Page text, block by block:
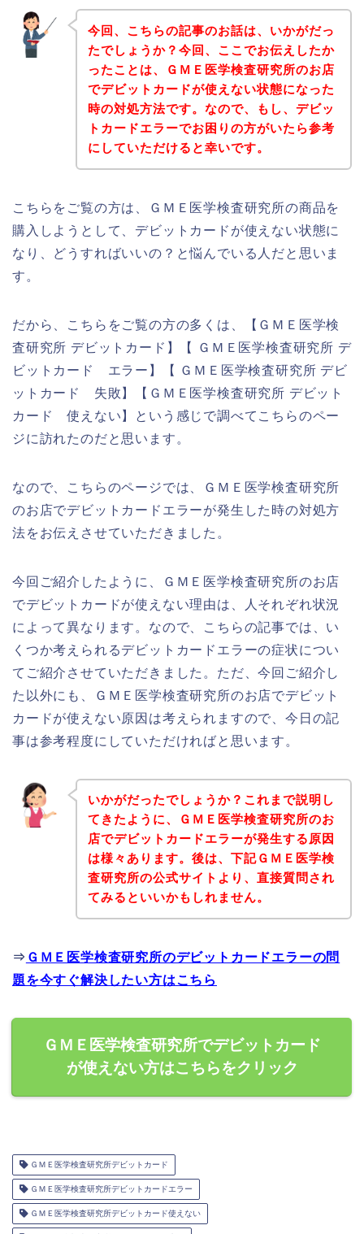
今回、こちらの記事のお話は、いかがだっ
たでしょうか？今回、ここでお伝えしたか
ったことは、ＧＭＥ医学検査研究所のお店
でデビットカードが使えない状態になった
時の対処方法です。なので、もし、デビッ
トカードエラーでお困りの方がいたら参考
にしていただけると幸いです。
こちらをご覧の方は、ＧＭＥ医学検査研究所の商品を
購入しようとして、デビットカードが使えない状態に
なり、どうすればいいの？と悩んでいる人だと思いま
す。
だから、こちらをご覧の方の多くは、【ＧＭＥ医学検
査研究所 デビットカード】【 ＧＭＥ医学検査研究所 デ
ビットカード エラー】【 ＧＭＥ医学検査研究所 デビ
ットカード 失敗】【ＧＭＥ医学検査研究所 デビット
カード 使えない】という感じで調べてこちらのペー
ジに訪れたのだと思います。
なので、こちらのページでは、ＧＭＥ医学検査研究所
のお店でデビットカードエラーが発生した時の対処方
法をお伝えさせていただきました。
今回ご紹介したように、ＧＭＥ医学検査研究所のお店
でデビットカードが使えない理由は、人それぞれ状況
によって異なります。なので、こちらの記事では、い
くつか考えられるデビットカードエラーの症状につい
てご紹介させていただきました。ただ、今回ご紹介し
た以外にも、ＧＭＥ医学検査研究所のお店でデビット
カードが使えない原因は考えられますので、今日の記
事は参考程度にしていただければと思います。
いかがだったでしょうか？これまで説明し
てきたように、ＧＭＥ医学検査研究所のお
店でデビットカードエラーが発生する原因
は様々あります。後は、下記ＧＭＥ医学検
査研究所の公式サイトより、直接質問され
てみるといいかもしれません。
⇒ ＧＭＥ医学検査研究所のデビットカードエラーの問
題を今すぐ解決したい方はこちら
ＧＭＥ医学検査研究所でデビットカード
が使えない方はこちらをクリック
ＧＭＥ医学検査研究所デビットカード
ＧＭＥ医学検査研究所デビットカードエラー
ＧＭＥ医学検査研究所デビットカード使えない